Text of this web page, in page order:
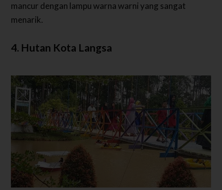
mancur dengan lampu warna warni yang sangat
menarik.
4. Hutan Kota Langsa